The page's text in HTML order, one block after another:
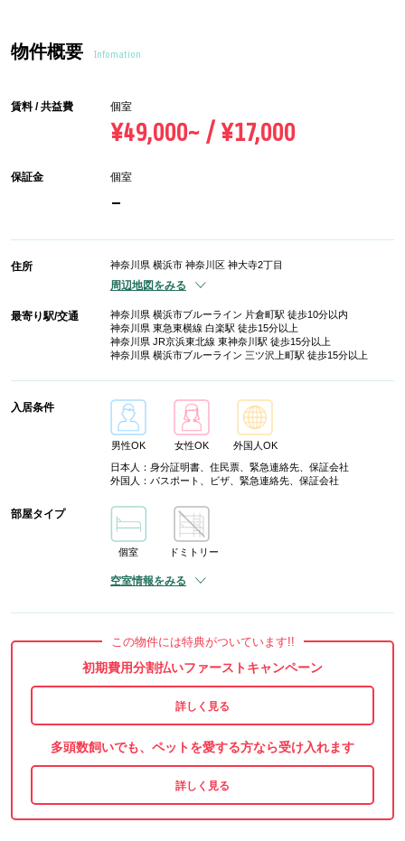
物件概要 Infomation
賃料 / 共益費 個室
¥49,000~ / ¥17,000
保証金 個室
-
住所 神奈川県 横浜市 神奈川区 神大寺2丁目
周辺地図をみる
最寄り駅/交通
神奈川県 横浜市ブルーライン 片倉町駅 徒歩10分以内
神奈川県 東急東横線 白楽駅 徒歩15分以上
神奈川県 JR京浜東北線 東神奈川駅 徒歩15分以上
神奈川県 横浜市ブルーライン 三ツ沢上町駅 徒歩15分以上
入居条件
男性OK 女性OK
外国人OK
日本人：身分証明書、住民票、緊急連絡先、保証会社
外国人：パスポート、ビザ、緊急連絡先、保証会社
部屋タイプ
個室 ドミトリー
空室情報をみる
この物件には特典がついています!!
初期費用分割払いファーストキャンペーン
多頭数飼いでも、ペットを愛する方なら受け入れます